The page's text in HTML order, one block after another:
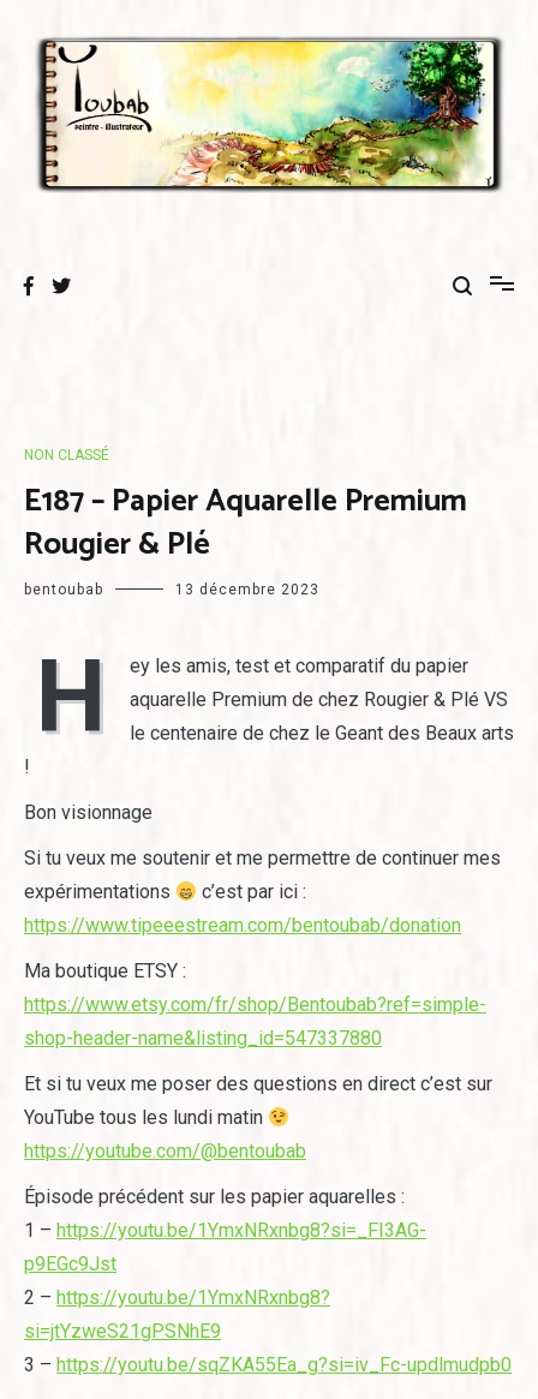
contenu
NON CLASSÉ
E187 – Papier Aquarelle Premium
Rougier & Plé
bentoubab 13 décembre 2023
H
ey les amis, test et comparatif du papier
aquarelle Premium de chez Rougier & Plé VS
le centenaire de chez le Geant des Beaux arts
!
Bon visionnage
Si tu veux me soutenir et me permettre de continuer mes
expérimentations
c’est par ici :
https://www.tipeeestream.com/bentoubab/donation
Ma boutique ETSY :
https://www.etsy.com/fr/shop/Bentoubab?ref=simple-
shop-header-name&listing_id=547337880
Et si tu veux me poser des questions en direct c’est sur
YouTube tous les lundi matin
https://youtube.com/@bentoubab
Épisode précédent sur les papier aquarelles :
1 – https://youtu.be/1YmxNRxnbg8?si=_FI3AG-
p9EGc9Jst
2 – https://youtu.be/1YmxNRxnbg8?
si=jtYzweS21gPSNhE9
3 – https://youtu.be/sqZKA55Ea_g?si=iv_Fc-updlmudpb0